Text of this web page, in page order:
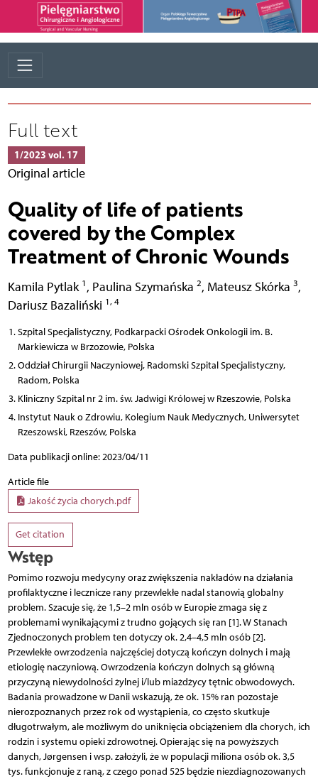
Full text
1/2023 vol. 17
Original article
Quality of life of patients
covered by the Complex
Treatment of Chronic Wounds
Kamila Pytlak 1 , Paulina Szymańska 2, Mateusz Skórka 3,
Dariusz Bazaliński 1, 4
Szpital Specjalistyczny, Podkarpacki Ośrodek Onkologii im. B.
Markiewicza w Brzozowie, Polska
Oddział Chirurgii Naczyniowej, Radomski Szpital Specjalistyczny,
Radom, Polska
Kliniczny Szpital nr 2 im. św. Jadwigi Królowej w Rzeszowie, Polska
Instytut Nauk o Zdrowiu, Kolegium Nauk Medycznych, Uniwersytet
Rzeszowski, Rzeszów, Polska
Data publikacji online: 2023/04/11
Article file
Jakość życia chorych.pdf
Get citation
Wstęp
Pomimo rozwoju medycyny oraz zwiększenia nakładów na działania
profilaktyczne i lecznicze rany przewlekłe nadal stanowią globalny
problem. Szacuje się, że 1,5–2 mln osób w Europie zmaga się z
problemami wynikającymi z trudno gojących się ran [1]. W Stanach
Zjednoczonych problem ten dotyczy ok. 2,4–4,5 mln osób [2].
Przewlekłe owrzodzenia najczęściej dotyczą kończyn dolnych i mają
etiologię naczyniową. Owrzodzenia kończyn dolnych są główną
przyczyną niewydolności żylnej i/lub miażdżycy tętnic obwodowych.
Badania prowadzone w Danii wskazują, że ok. 15% ran pozostaje
nierozpoznanych przez rok od wystąpienia, co często skutkuje
długotrwałym, ale możliwym do uniknięcia obciążeniem dla chorych, ich
rodzin i systemu opieki zdrowotnej. Opierając się na powyższych
danych, Jørgensen i wsp. założyli, że w populacji miliona osób ok. 3,5
tys. funkcjonuje z raną, z czego ponad 525 będzie niezdiagnozowanych